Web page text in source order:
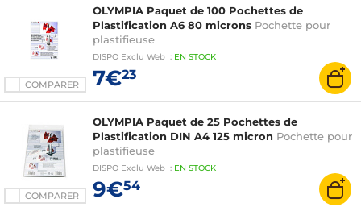
COMPARER
OLYMPIA Paquet de 100 Pochettes de
Plastification A6 80 microns Pochette pour
plastifieuse
DISPO Exclu Web : EN STOCK
7€23
COMPARER
OLYMPIA Paquet de 25 Pochettes de
Plastification DIN A4 125 micron Pochette pour
plastifieuse
DISPO Exclu Web : EN STOCK
9€54